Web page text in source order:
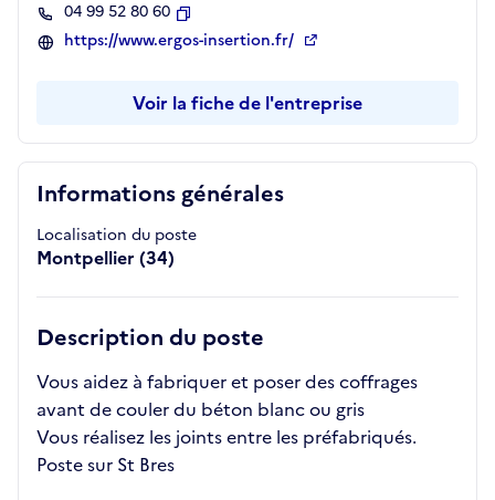
Informations générales
Localisation du poste
Montpellier (34)
Description du poste
Vous aidez à fabriquer et poser des coffrages
avant de couler du béton blanc ou gris
Vous réalisez les joints entre les préfabriqués.
Poste sur St Bres
04 99 52 80 60
Copier
https://www.ergos-insertion.fr/
Voir la fiche de l'entreprise